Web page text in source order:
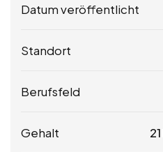
Datum veröffentlicht
Standort
Berufsfeld
Gehalt 21